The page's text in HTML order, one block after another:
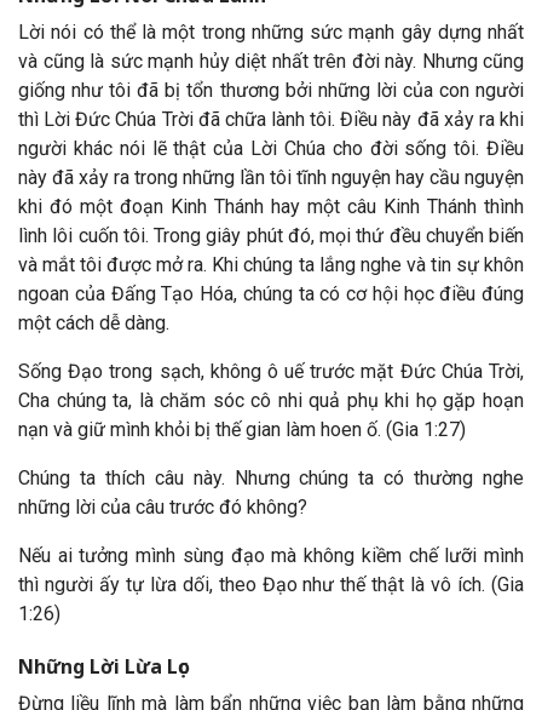
Lời nói có thể là một trong những sức mạnh gây dựng nhất
và cũng là sức mạnh hủy diệt nhất trên đời này. Nhưng cũng
giống như tôi đã bị tổn thương bởi những lời của con người
thì Lời Đức Chúa Trời đã chữa lành tôi. Điều này đã xảy ra khi
người khác nói lẽ thật của Lời Chúa cho đời sống tôi. Điều
này đã xảy ra trong những lần tôi tĩnh nguyện hay cầu nguyện
khi đó một đoạn Kinh Thánh hay một câu Kinh Thánh thình
lình lôi cuốn tôi. Trong giây phút đó, mọi thứ đều chuyển biến
và mắt tôi được mở ra. Khi chúng ta lắng nghe và tin sự khôn
ngoan của Đấng Tạo Hóa, chúng ta có cơ hội học điều đúng
một cách dễ dàng.
Sống Đạo trong sạch, không ô uế trước mặt Đức Chúa Trời,
Cha chúng ta, là chăm sóc cô nhi quả phụ khi họ gặp hoạn
nạn và giữ mình khỏi bị thế gian làm hoen ố. (Gia 1:27)
Chúng ta thích câu này. Nhưng chúng ta có thường nghe
những lời của câu trước đó không?
Nếu ai tưởng mình sùng đạo mà không kiềm chế lưỡi mình
thì người ấy tự lừa dối, theo Đạo như thế thật là vô ích. (Gia
1:26)
Những Lời Lừa Lọc
Đừng liều lĩnh mà làm bẩn những việc bạn làm bằng những